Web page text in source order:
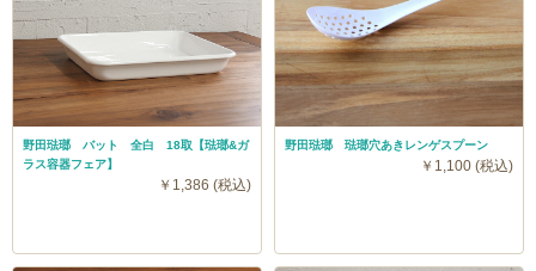
野田琺瑯 バット 全白 18取【琺瑯&ガ
ラス容器フェア】
￥1,386 (税込)
野田琺瑯 琺瑯穴あきレンゲスプーン
￥1,100 (税込)